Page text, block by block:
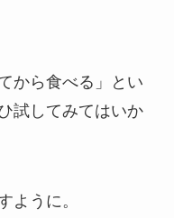
から食べる」
とい
試してみてはいか
ように。